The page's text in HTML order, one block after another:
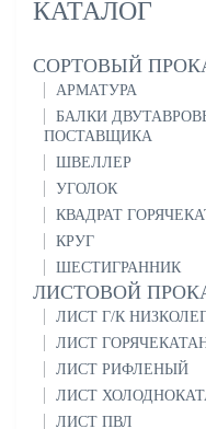
КАТАЛОГ
СОРТОВЫЙ
АРМАТУРА
БАЛКИ
ПОСТАВЩИКА
ШВЕЛЛЕР
УГОЛОК
КВАДРАТ
КРУГ
ШЕСТИГРАННИК
ЛИСТОВОЙ
ЛИСТ Г/К
ЛИСТ
ЛИСТ РИФЛЕНЫЙ
ЛИСТ
ЛИСТ ПВЛ